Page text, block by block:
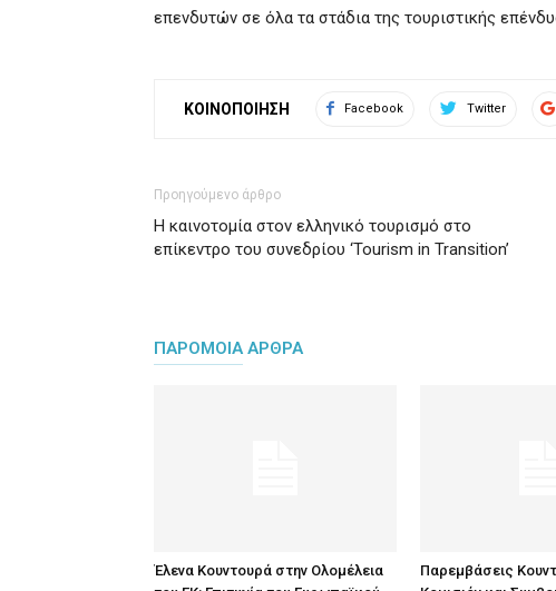
επενδυτών σε όλα τα στάδια της τουριστικής
ΚΟΙΝΟΠΟΙΗΣΗ Facebook Twitter
Προηγούμενο άρθρο
Η καινοτομία στον ελληνικό τουρισμό στο
επίκεντρο του συνεδρίου ‘Tourism in Transition’
ΠΑΡΟΜΟΙΑ ΑΡΘΡΑ
Έλενα Κουντουρά στην Ολομέλεια
Παρεμβάσεις